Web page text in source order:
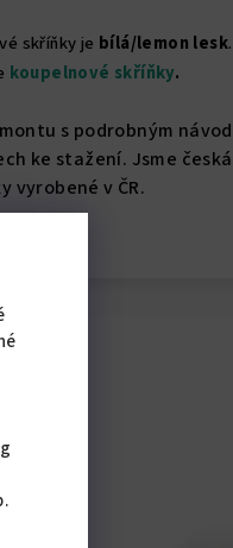
skříňky je bílá/lemon lesk
koupelnové skříňky.
s podrobným
ke stažení. Jsme
vyrobené v ČR.